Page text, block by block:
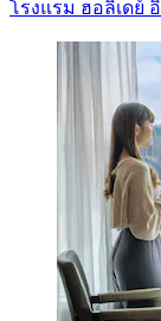
โรงแรม ฮอลิเดย์